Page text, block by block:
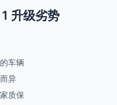
升级劣势
车辆
异
质保